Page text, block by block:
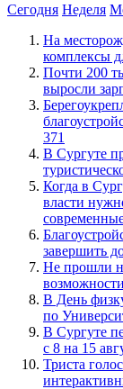
Сегодня Неделя
​На
комплексы
​Почти 200
выросли
371
В Сургуте
​Когда в
власти
завершить
Не прошли
​В День
по
​В Сургуте
с 8 на 15
​Триста